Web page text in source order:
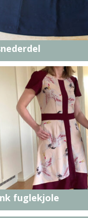
fuglekjole